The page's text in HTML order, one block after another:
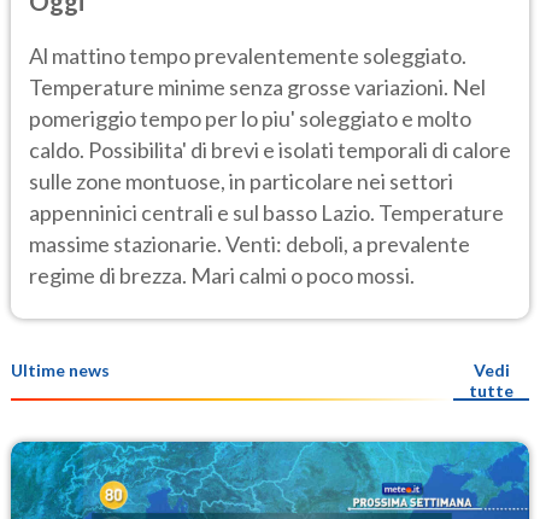
Al mattino tempo prevalentemente soleggiato.
Temperature minime senza grosse variazioni. Nel
pomeriggio tempo per lo piu' soleggiato e molto
caldo. Possibilita' di brevi e isolati temporali di calore
sulle zone montuose, in particolare nei settori
appenninici centrali e sul basso Lazio. Temperature
massime stazionarie. Venti: deboli, a prevalente
regime di brezza. Mari calmi o poco mossi.
Ultime news
Vedi
tutte